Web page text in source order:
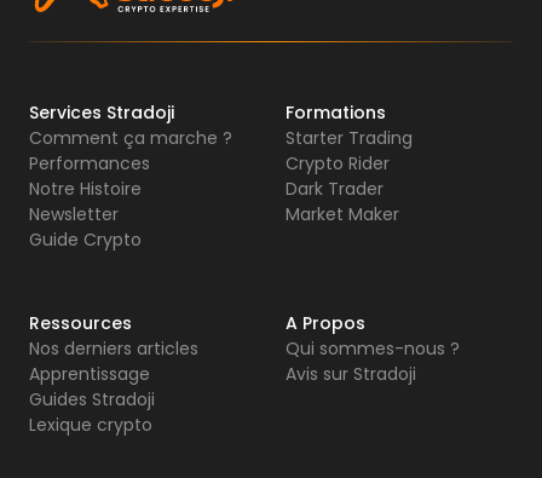
Services Stradoji
Comment ça marche ?
Performances
Notre Histoire
Newsletter
Guide Crypto
Formations
Starter Trading
Crypto Rider
Dark Trader
Market Maker
Ressources
Nos derniers articles
Apprentissage
Guides Stradoji
Lexique crypto
A Propos
Qui sommes-nous ?
Avis sur Stradoji